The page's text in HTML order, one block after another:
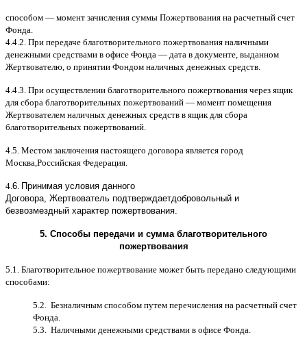
способом — момент зачисления суммы Пожертвования на расчетный счет
Фонда
4.4.2. При передаче благотворительного пожертвования наличными
денежными средствами в офисе Фонда — дата в документе выданном
Жертвователю o принятии Фондом наличных денежных средств
4.4.3. При осуществлении благотворительного пожертвования через ящик
для сбора благотворительных пожертвований — момент помещения
Жертвователем наличных денежных средств в ящик для сбора
благотворительных пожертвований
4.5. Местом заключения настоящего договора является город
Москва Российская Федерация
4. 6 Принимая условия данного
Договора, Жертвователь подтверждаетдобровольный и
безвозмездный характер пожертвования
5. Способы передачи и сумма благотворительного
пожертвования
5.1. Благотворительное пожертвование может быть передано следующими
способами:
5.2. Безналичным способом путем перечисления на расчетный счет
Фонда
5.3. Наличными денежными средствами в офисе Фонда